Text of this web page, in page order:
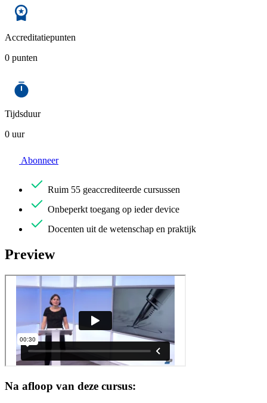
Accreditatiepunten
0 punten
Tijdsduur
0 uur
Abonneer
Ruim 55 geaccrediteerde cursussen
Onbeperkt toegang op ieder device
Docenten uit de wetenschap en praktijk
Preview
Na afloop van deze cursus: